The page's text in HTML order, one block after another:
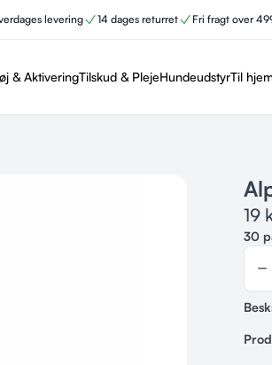
levering 14 dages returret Fri fragt over
& AktiveringTilskud & PlejeHundeudstyrTil
19
30